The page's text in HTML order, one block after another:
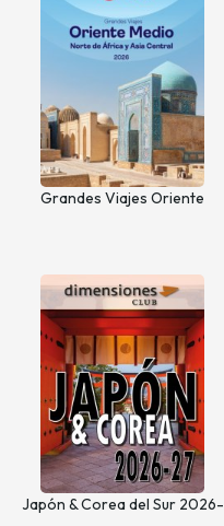
Grandes Viajes Oriente
Japón & Corea del Sur 2026-